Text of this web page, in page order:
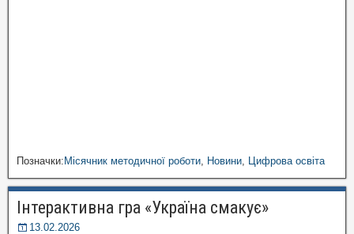
Позначки:Місячник методичної роботи Новини Цифрова освіта
Інтерактивна гра «Україна смакує»
13.02.2026